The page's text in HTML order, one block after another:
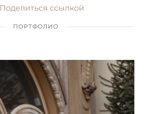
Поделиться ссылкой
ПОРТФОЛИО